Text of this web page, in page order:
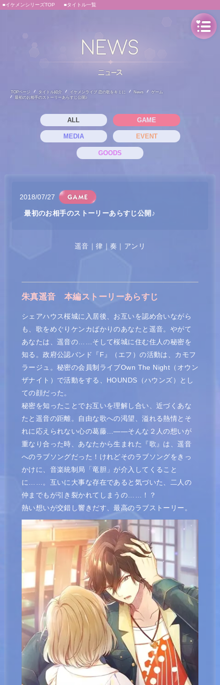
■イケメンシリーズTOP ■タイトル一覧
TOPページ タイトル紹介 イケメンライブ 恋の歌をキミに News
ゲーム
最初のお相手のストーリーあらすじ公開♪
ALL GAME
MEDIA EVENT
GOODS
2018/07/27
最初のお相手のストーリーあらすじ公開♪
遥音 ｜律 ｜ 奏 ｜ アンリ
朱真遥音 本編ストーリーあらすじ
シェアハウス桜城に入居後、お互いを認め合いながら
も、歌をめぐりケンカばかりのあなたと遥音。やがて
あなたは、遥音の……そして桜城に住む住人の秘密を
知る。政府公認バンド『F』（エフ）の活動は、カモフ
ラージュ。秘密の会員制ライブOwn The Night（オウン
ザナイト）で活動をする、HOUNDS（ハウンズ）とし
ての顔だった。
秘密を知ったことでお互いを理解し合い、近づくあな
たと遥音の距離。自由な歌への渇望、溢れる熱情とそ
れに応えられない心の葛藤…――そんな２人の想いが
重なり合った時、あなたから生まれた『歌』は、遥音
へのラブソングだった！けれどそのラブソングをきっ
かけに、音楽統制局「竜胆」が介入してくること
に……。互いに大事な存在であると気づいた、二人の
仲までもが引き裂かれてしまうの……！？
熱い想いが交錯し響きだす、最高のラブストーリー。